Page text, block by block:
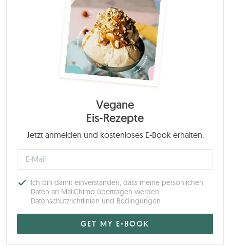
Vegane
Eis-Rezepte
Jetzt anmelden und kostenloses E-Book erhalten.
Ich bin damit einverstanden, dass meine persönlichen
Daten an MailChimp übertragen werden.
Datenschutzrichtlinien und Bedingungen